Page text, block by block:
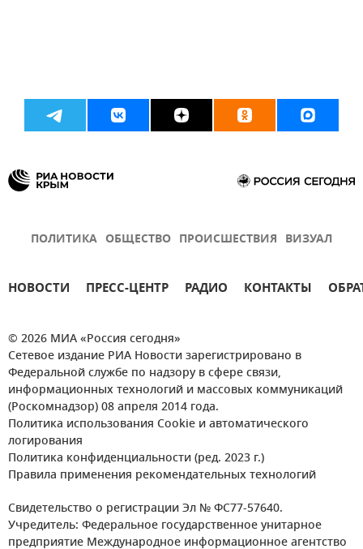
ПОЛИТИКА ОБЩЕСТВО ПРОИСШЕСТВИЯ ВИЗУАЛ
НОВОСТИ ПРЕСС-ЦЕНТР РАДИО КОНТАКТЫ
© 2026 МИА «Россия сегодня»
Сетевое издание РИА Новости зарегистрировано в
Федеральной службе по надзору в сфере связи,
информационных технологий и массовых коммуникаций
(Роскомнадзор) 08 апреля 2014 года.
Политика использования Cookie и автоматического
логирования
Политика конфиденциальности (ред. 2023 г.)
Правила применения рекомендательных технологий
Свидетельство о регистрации Эл № ФС77-57640.
Учредитель: Федеральное государственное унитарное
предприятие Международное информационное агентство